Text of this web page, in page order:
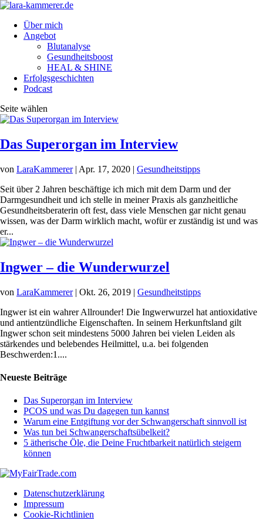
Über mich
Angebot
Blutanalyse
Gesundheitsboost
HEAL & SHINE
Erfolgsgeschichten
Podcast
Seite wählen
Das Superorgan im Interview
von LaraKammerer| Apr. 17, 2020 | Gesundheitstipps
Seit über 2 Jahren beschäftige ich mich mit dem Darm und der
Darmgesundheit und ich stelle in meiner Praxis als ganzheitliche
Gesundheitsberaterin oft fest, dass viele Menschen gar nicht genau
wissen, was der Darm wirklich macht, wofür er zuständig ist und was
er...
Ingwer – die Wunderwurzel
von LaraKammerer| Okt. 26, 2019 | Gesundheitstipps
Ingwer ist ein wahrer Allrounder! Die Ingwerwurzel hat antioxidative
und antientzündliche Eigenschaften. In seinem Herkunftsland gilt
Ingwer schon seit mindestens 5000 Jahren bei vielen Leiden als
stärkendes und belebendes Heilmittel, u.a. bei folgenden
Beschwerden:1....
Neueste Beiträge
Das Superorgan im Interview
PCOS und was Du dagegen tun kannst
Warum eine Entgiftung vor der Schwangerschaft sinnvoll ist
Was tun bei Schwangerschaftsübelkeit?
5 ätherische Öle, die Deine Fruchtbarkeit natürlich steigern
können
Datenschutzerklärung
Impressum
Cookie-Richtlinien